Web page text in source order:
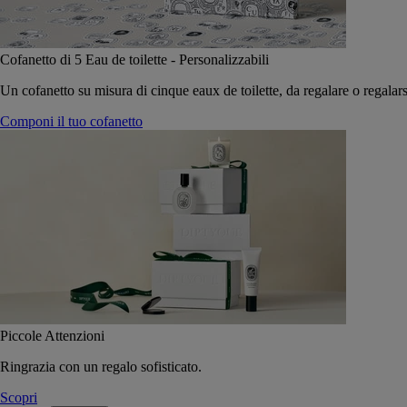
Cofanetto di 5 Eau de toilette - Personalizzabili
Un cofanetto su misura di cinque eaux de toilette, da regalare o
Componi il tuo cofanetto
Piccole Attenzioni
Ringrazia con un regalo sofisticato.
Scopri